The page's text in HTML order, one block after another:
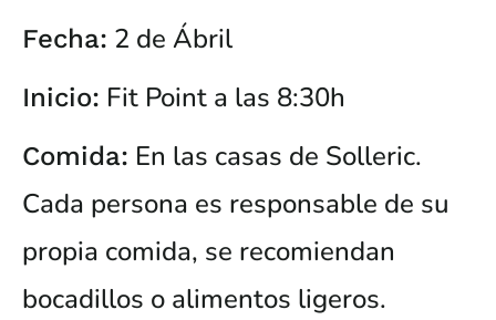
Fecha: 2 de Ábril
Inicio: Fit Point a las 8:30h
Comida: En las casas de Solleric.
Cada persona es responsable de su
propia comida, se recomiendan
bocadillos o alimentos ligeros.